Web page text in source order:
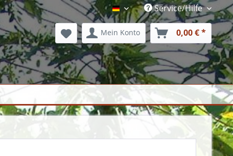
Barktex ShopService/Hilfe
Mein Konto 0,00 € *